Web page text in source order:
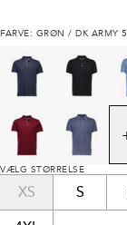
FARVE: GRØN / DK ARMY
VÆLG STØRRELSE
XS S